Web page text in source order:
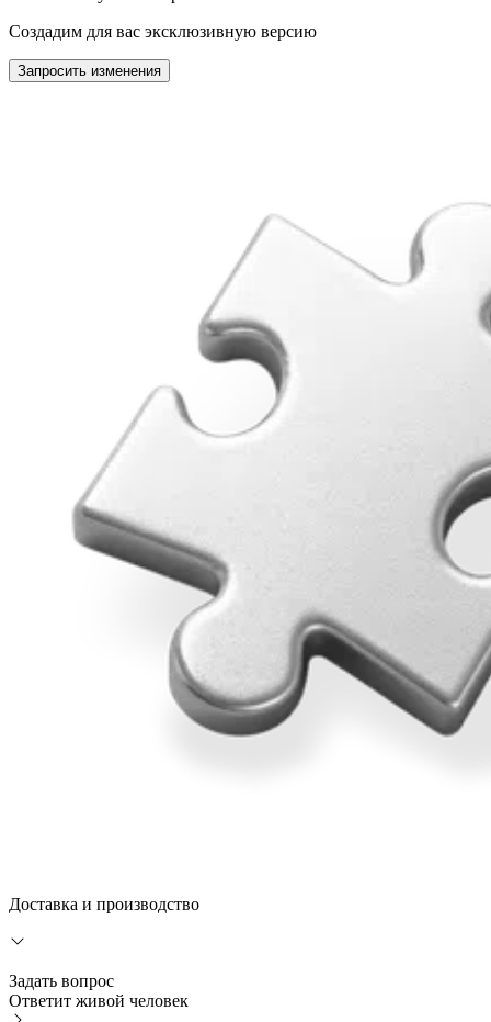
Создадим для вас эксклюзивную версию
Запросить изменения
Доставка и производство
Задать вопрос
Ответит живой человек